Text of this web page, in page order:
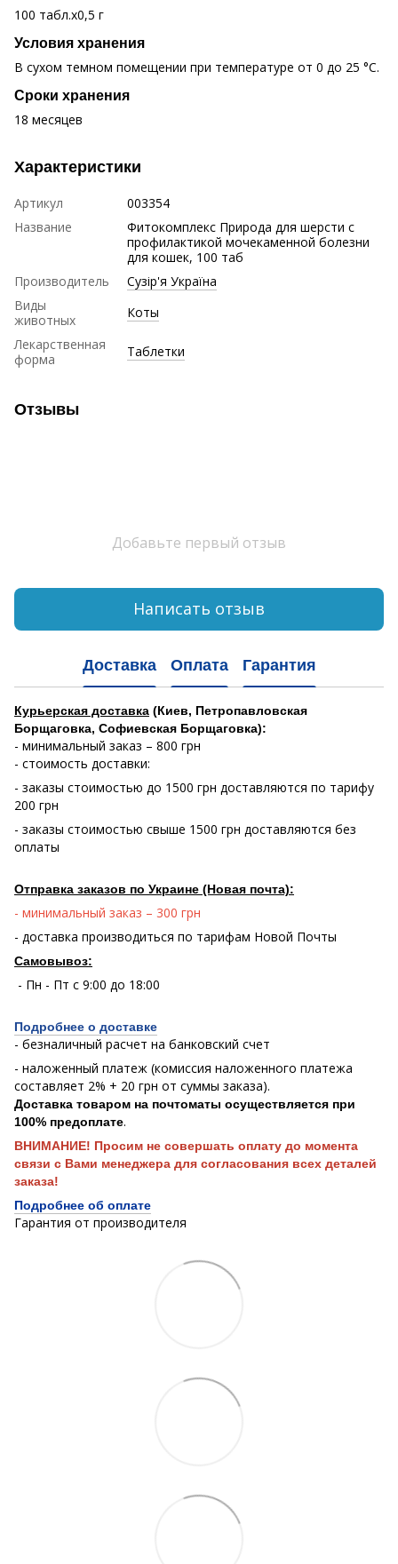
100 табл.х0,5 г
Условия хранения
В сухом темном помещении при температуре от 0 до 25 °С.
Сроки хранения
18 месяцев
Характеристики
Артикул
003354
Название
Фитокомплекс Природа для шерсти с
профилактикой мочекаменной болезни
для кошек, 100 таб
Производитель
Сузір'я Україна
Виды
животных
Коты
Лекарственная
форма
Таблетки
Отзывы
Добавьте первый отзыв
Написать отзыв
Доставка Оплата Гарантия
Курьерская доставка (Киев, Петропавловская
Борщаговка, Софиевская Борщаговка):
- минимальный заказ – 800 грн
- стоимость доставки:
- заказы стоимостью до 1500 грн доставляются по тарифу
200 грн
- заказы стоимостью свыше 1500 грн доставляются без
оплаты
Отправка заказов по Украине (Новая почта):
- минимальный заказ – 300 грн
- доставка производиться по тарифам Новой Почты
Самовывоз:
- Пн - Пт с 9:00 до 18:00
Подробнее о доставке
- безналичный расчет на банковский счет
- наложенный платеж (комиссия наложенного платежа
составляет 2% + 20 грн от суммы заказа).
Доставка товаром на почтоматы осуществляется при
100% предоплате.
ВНИМАНИЕ! Просим не совершать оплату до момента
связи с Вами менеджера для согласования всех деталей
заказа!
Подробнее об оплате
Гарантия от производителя